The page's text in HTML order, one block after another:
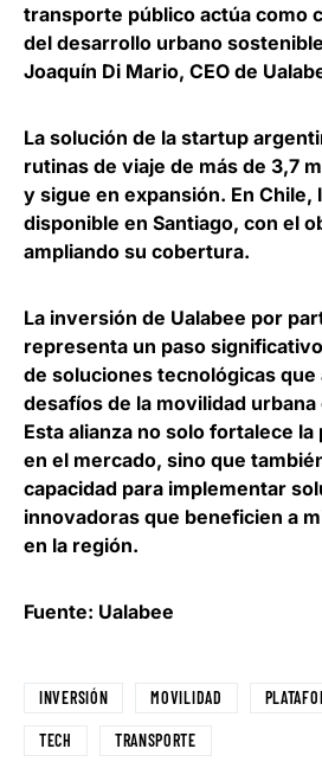
transporte público actúa como
del desarrollo urbano
Joaquín Di Mario, CEO de
La solución de la startup
rutinas de viaje de más de 3,7
y sigue en expansión. En Chile,
disponible en Santiago, con el
ampliando su cobertura.
La inversión de Ualabee por
representa un paso
de soluciones tecnológicas que
desafíos de la movilidad
Esta alianza no solo fortalece la
en el mercado, sino que
capacidad para implementar
innovadoras que beneficien a
en la región.
Fuente: Ualabee
INVERSIÓN MOVILIDAD
TECH TRANSPORTE